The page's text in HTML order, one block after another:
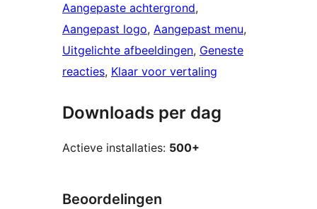
Aangepaste achtergrond
Aangepast logo, Aangepast menu
Uitgelichte afbeeldingen, Geneste
reacties, Klaar voor vertaling
Downloads per dag
Actieve installaties: 500+
Beoordelingen